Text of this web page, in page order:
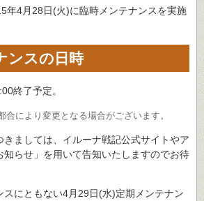
年4月28日(火)に臨時メンテナンスを実施
ンスの日時
終了予定。
により変更となる場合がございます。
きましては、イルーナ戦記公式サイトやア
知らせ」を用いて告知いたしますのでお待
スにともない4月29日(水)定期メンテナン